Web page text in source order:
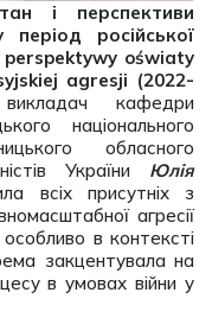
і перспективи
період російської
oświaty
agresji (2022-
кафедри
національного
обласного
України Юлія
всіх присутніх з
агресії
особливо в контексті
закцентувала на
в умовах війни у